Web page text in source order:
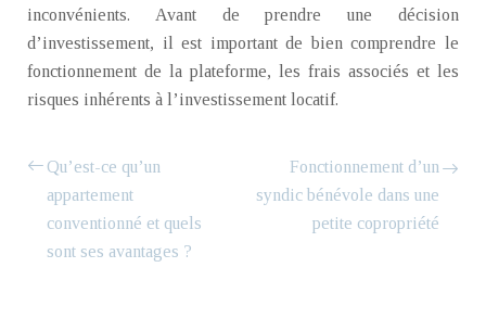
inconvénients. Avant de prendre une décision
d’investissement, il est important de bien comprendre le
fonctionnement de la plateforme, les frais associés et les
risques inhérents à l’investissement locatif.
Qu’est-ce qu’un
appartement
conventionné et quels
sont ses avantages ?
Fonctionnement d’un
syndic bénévole dans une
petite copropriété